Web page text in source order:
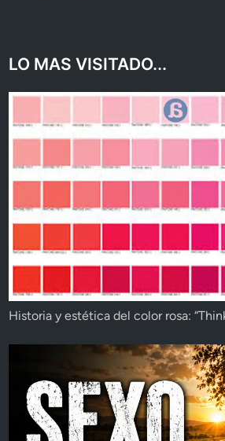
LO MAS VISITADO...
Historia y estética del color rosa: